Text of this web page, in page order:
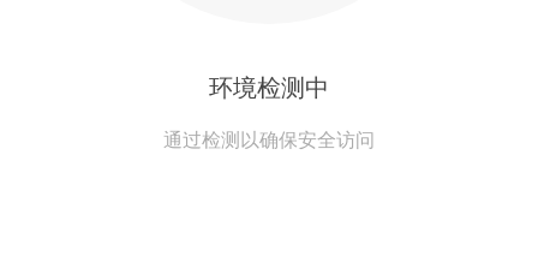
环境检测中
通过检测以确保安全访问